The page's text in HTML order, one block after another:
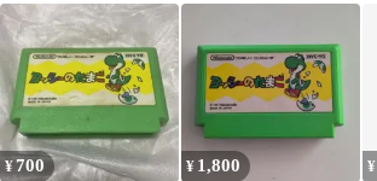
ヨッシーのたまご FC
¥700 ¥ 1,800 ¥